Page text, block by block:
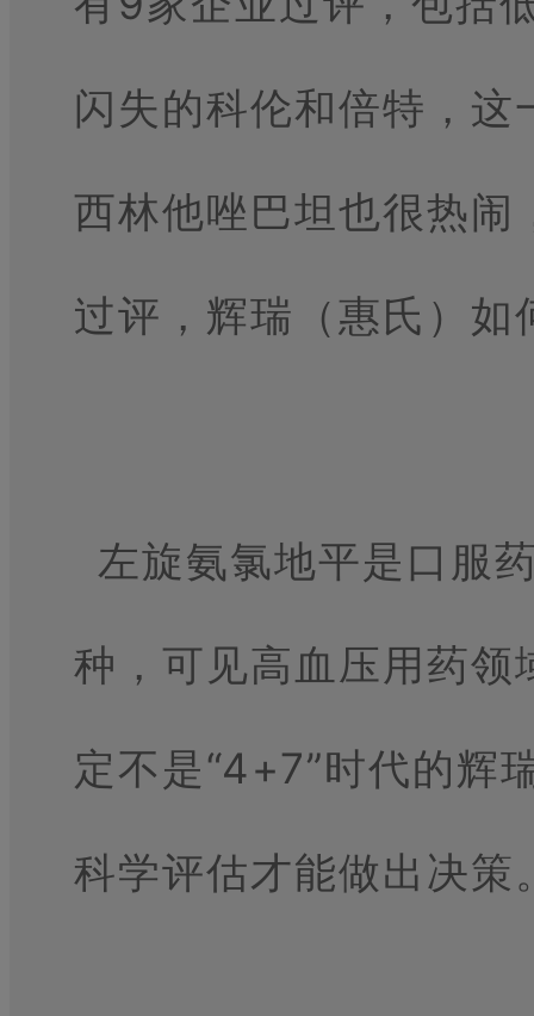
闪失的科伦和倍特，
西林他唑巴坦也很热
过评，辉瑞（惠氏）如
左旋氨氯地平是口服
种，可见高血压用药
定不是“4+7”时代的辉
科学评估才能做出决策